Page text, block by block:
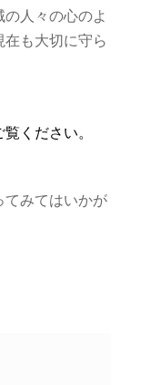
人々の心のよ
も大切に守ら
覧ください。
みてはいかが